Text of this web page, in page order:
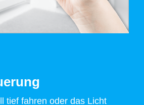
tief fahren oder das Licht